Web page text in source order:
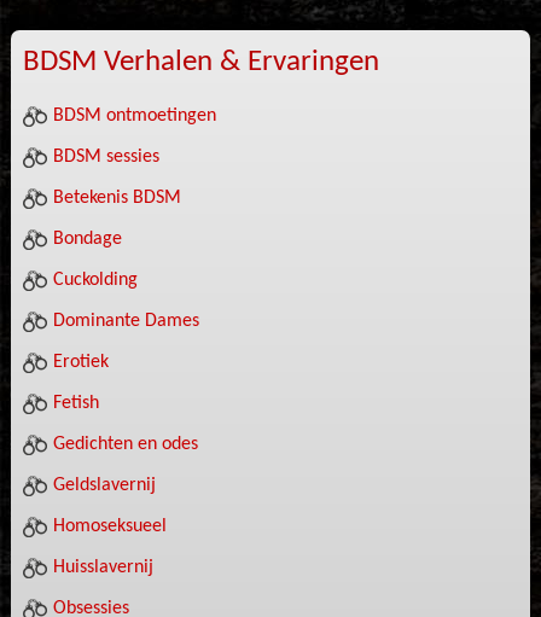
BDSM Verhalen & Ervaringen
BDSM ontmoetingen
BDSM sessies
Betekenis BDSM
Bondage
Cuckolding
Dominante Dames
Erotiek
Fetish
Gedichten en odes
Geldslavernij
Homoseksueel
Huisslavernij
Obsessies